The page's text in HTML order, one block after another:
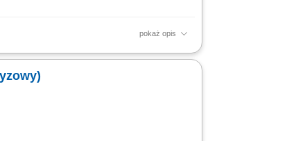
pokaż opis
obsługa klientów